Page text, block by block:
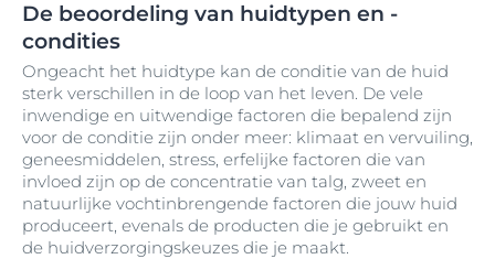
De beoordeling van huidtypen en -
condities
Ongeacht het huidtype kan de conditie van de huid
sterk verschillen in de loop van het leven. De vele
inwendige en uitwendige factoren die bepalend zijn
voor de conditie zijn onder meer: klimaat en vervuiling,
geneesmiddelen, stress, erfelijke factoren die van
invloed zijn op de concentratie van talg, zweet en
natuurlijke vochtinbrengende factoren die jouw huid
produceert, evenals de producten die je gebruikt en
de huidverzorgingskeuzes die je maakt.